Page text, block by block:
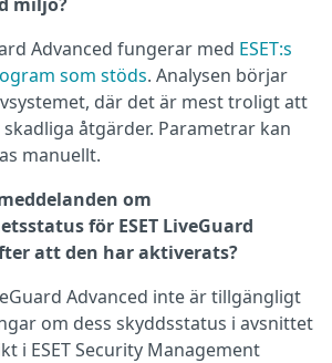
Advanced fungerar med ESET:s
som stöds. Analysen börjar
där det är mest troligt att
åtgärder. Parametrar kan
manuellt.
om
för ESET LiveGuard
att den har aktiverats?
Advanced inte är tillgängligt
om dess skyddsstatus i avsnittet
i ESET Security Management